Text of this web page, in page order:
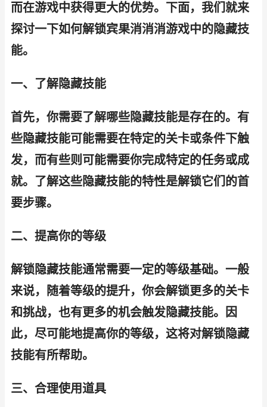
而在游戏中获得更大的优势。下面，我们就来
探讨一下如何解锁宾果消消消游戏中的隐藏技
能。
一、了解隐藏技能
首先，你需要了解哪些隐藏技能是存在的。有
些隐藏技能可能需要在特定的关卡或条件下触
发，而有些则可能需要你完成特定的任务或成
就。了解这些隐藏技能的特性是解锁它们的首
要步骤。
二、提高你的等级
解锁隐藏技能通常需要一定的等级基础。一般
来说，随着等级的提升，你会解锁更多的关卡
和挑战，也有更多的机会触发隐藏技能。因
此，尽可能地提高你的等级，这将对解锁隐藏
技能有所帮助。
三、合理使用道具